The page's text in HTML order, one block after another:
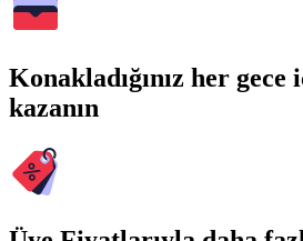
Konakladığınız her
kazanın